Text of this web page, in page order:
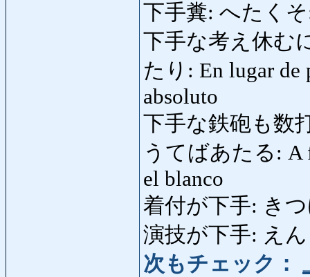
下手糞: へたくそ
下手な考え休む
たり: En lugar de
absoluto
下手な鉄砲も数
うてばあたる: A
el blanco
着付が下手: き
演技が下手: え
次もチェック：